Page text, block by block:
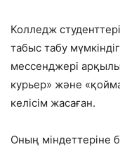
Колледж
табыс табу
мессенджері
курьер» және
келісім жасаған.
Оның міндеттеріне